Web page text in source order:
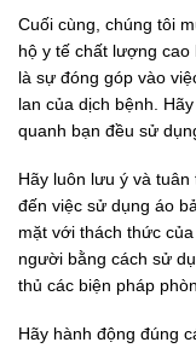
Cuối cùng, chúng tôi
hộ y tế chất lượng cao
là sự đóng góp vào
lan của dịch bệnh.
quanh bạn đều sử
Hãy luôn lưu ý và
đến việc sử dụng áo
mặt với thách thức
người bằng cách sử
thủ các biện pháp
Hãy hành động đúng